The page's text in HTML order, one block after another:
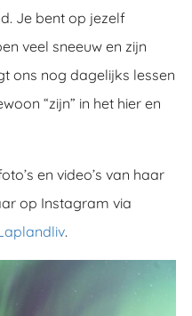
Je bent op jezelf
veel sneeuw en zijn
ons nog dagelijks lessen
“zijn” in het hier en
en video’s van haar
op Instagram via
.